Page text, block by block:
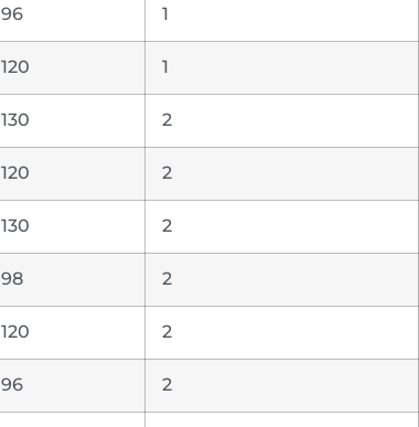
96 1
120 1
130 2
120 2
130 2
98 2
120 2
96 2